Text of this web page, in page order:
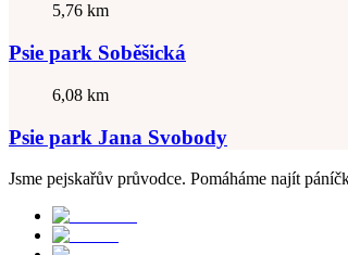
5,76 km
Psie park Soběšická
6,08 km
Psie park Jana Svobody
Jsme pejskařův průvodce. Pomáháme najít